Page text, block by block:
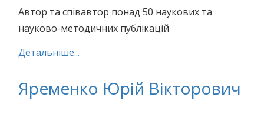
Автор та співавтор понад 50 наукових та
науково-методичних публікацій
Детальніше...
Яременко Юрій Вікторович